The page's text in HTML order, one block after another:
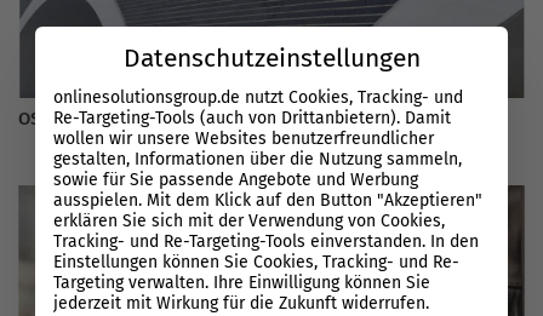
OSG beim Google Product Kickoff 2017 Q1
Datenschutzeinstellungen
onlinesolutionsgroup.de nutzt Cookies, Tracking- und
Re-Targeting-Tools (auch von Drittanbietern). Damit
wollen wir unsere Websites benutzerfreundlicher
gestalten, Informationen über die Nutzung sammeln,
sowie für Sie passende Angebote und Werbung
ausspielen. Mit dem Klick auf den Button "Akzeptieren"
erklären Sie sich mit der Verwendung von Cookies,
Tracking- und Re-Targeting-Tools einverstanden. In den
Einstellungen können Sie Cookies, Tracking- und Re-
Targeting verwalten. Ihre Einwilligung können Sie
jederzeit mit Wirkung für die Zukunft widerrufen.